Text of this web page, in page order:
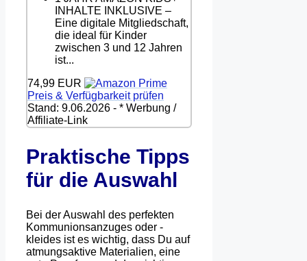
INHALTE INKLUSIVE –
Eine digitale Mitgliedschaft,
die ideal für Kinder
zwischen 3 und 12 Jahren
ist...
74,99 EUR
Preis & Verfügbarkeit prüfen
Stand: 9.06.2026 - * Werbung /
Affiliate-Link
Praktische Tipps
für die Auswahl
Bei der Auswahl des perfekten
Kommunionsanzuges oder -
kleides ist es wichtig, dass Du auf
atmungsaktive Materialien, eine